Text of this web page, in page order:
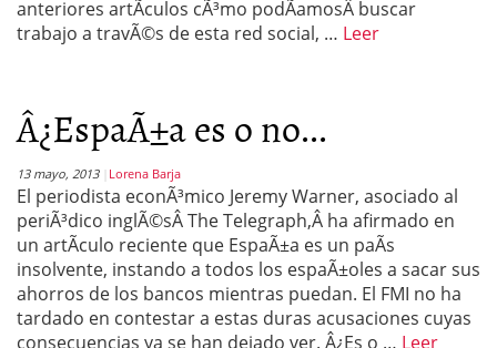
anteriores artÃ­culos cÃ³mo podÃ­amosÂ buscar
trabajo a travÃ©s de esta red social, … Leer
Â¿EspaÃ±a es o no...
13 mayo, 2013 Lorena Barja
El periodista econÃ³mico Jeremy Warner, asociado al
periÃ³dico inglÃ©sÂ The Telegraph,Â ha afirmado en
un artÃ­culo reciente que EspaÃ±a es un paÃ­s
insolvente, instando a todos los espaÃ±oles a sacar sus
ahorros de los bancos mientras puedan. El FMI no ha
tardado en contestar a estas duras acusaciones cuyas
consecuencias ya se han dejado ver. Â¿Es o … Leer